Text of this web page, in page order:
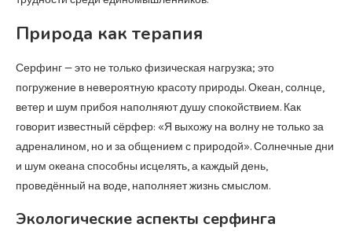
Природа как терапия
Серфинг — это не только физическая нагрузка; это
погружение в невероятную красоту природы. Океан, солнце,
ветер и шум прибоя наполняют душу спокойствием. Как
говорит известный сёрфер: «Я выхожу на волну не только за
адреналином, но и за общением с природой». Солнечные дни
и шум океана способны исцелять, а каждый день,
проведённый на воде, наполняет жизнь смыслом.
Экологические аспекты серфинга